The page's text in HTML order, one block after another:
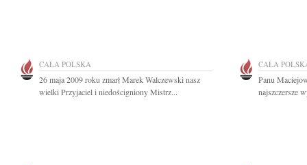
CAŁA POLSKA
26 maja 2009 roku zmarł Marek Walczewski nasz
wielki Przyjaciel i niedościgniony Mistrz...
CAŁA
Panu
najszczersze